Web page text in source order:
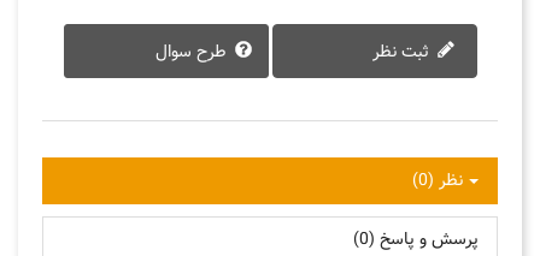
ثبت نظر طرح سوال
نظر (0)
پرسش و پاسخ (0)